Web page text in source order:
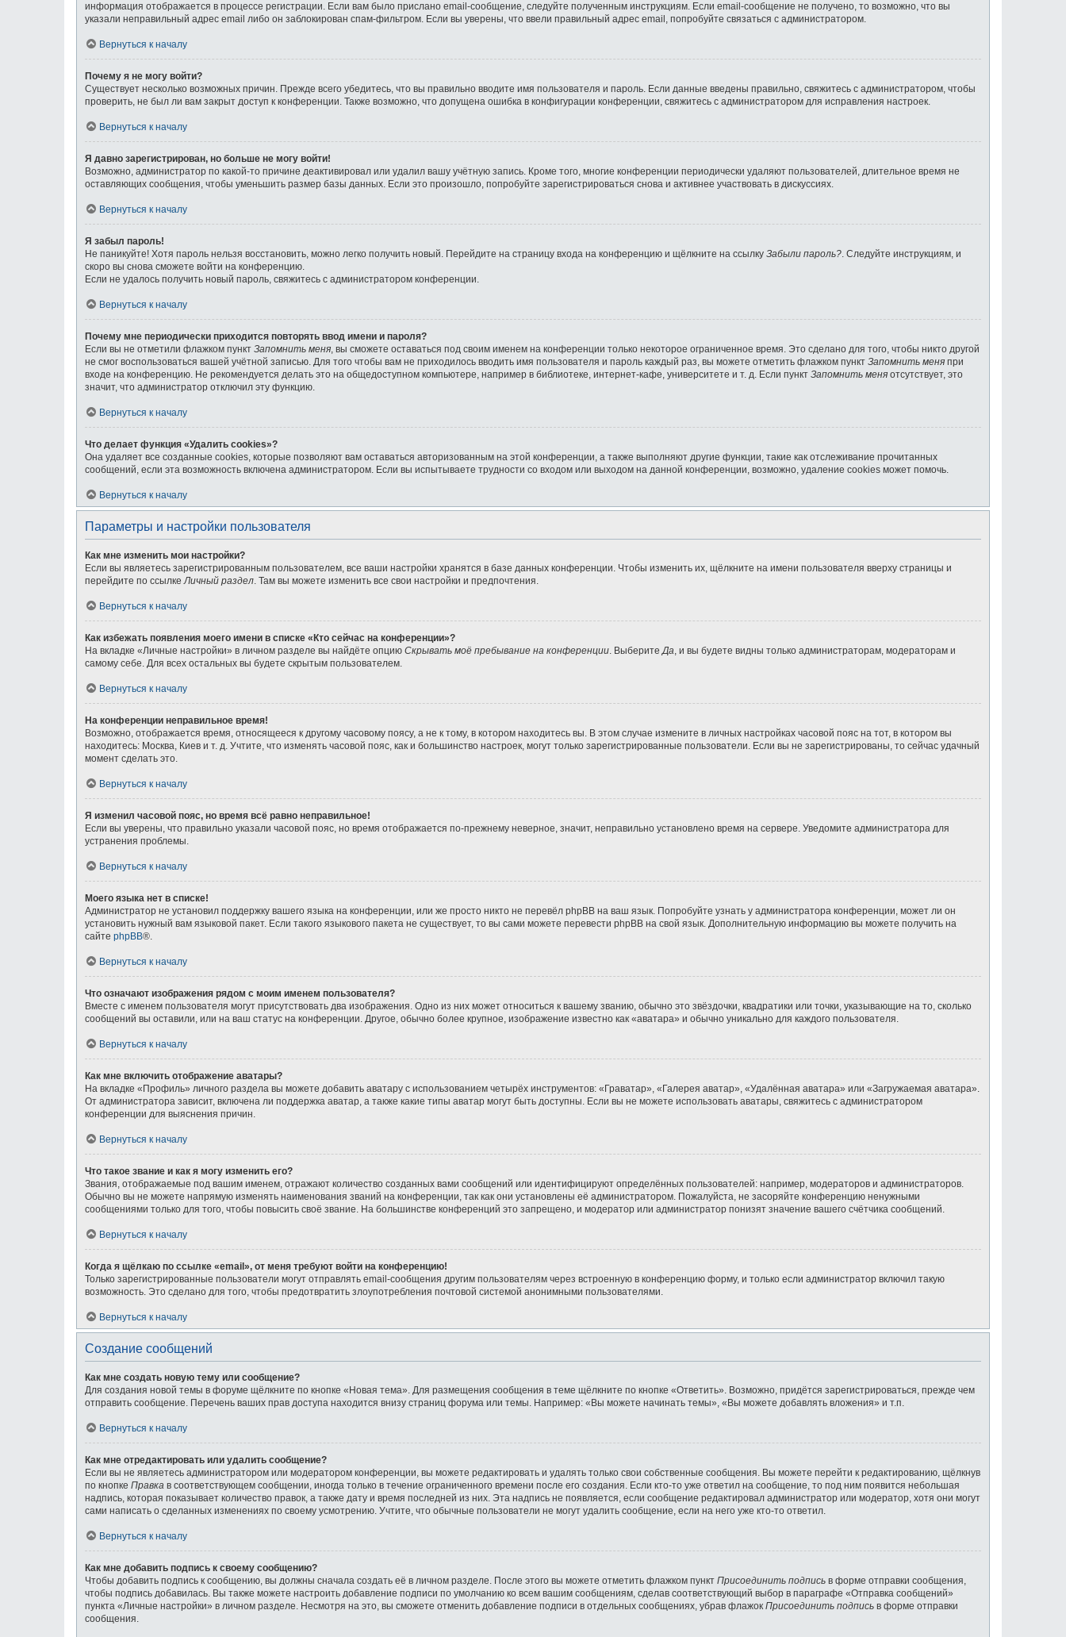
информация отображается в процессе регистрации. Если вам было прислано email-сообщение, следуйте полученным инструкциям. Если email-сообщение не получено, то возможно, что вы
указали неправильный адрес email либо он заблокирован спам-фильтром. Если вы уверены, что ввели правильный адрес email, попробуйте связаться с администратором.
Вернуться к началу
Почему я не могу войти?
Существует несколько возможных причин. Прежде всего убедитесь, что вы правильно вводите имя пользователя и пароль. Если данные введены правильно, свяжитесь с администратором, чтобы
проверить, не был ли вам закрыт доступ к конференции. Также возможно, что допущена ошибка в конфигурации конференции, свяжитесь с администратором для исправления настроек.
Вернуться к началу
Я давно зарегистрирован, но больше не могу войти!
Возможно, администратор по какой-то причине деактивировал или удалил вашу учётную запись. Кроме того, многие конференции периодически удаляют пользователей, длительное время не
оставляющих сообщения, чтобы уменьшить размер базы данных. Если это произошло, попробуйте зарегистрироваться снова и активнее участвовать в дискуссиях.
Вернуться к началу
Я забыл пароль!
Не паникуйте! Хотя пароль нельзя восстановить, можно легко получить новый. Перейдите на страницу входа на конференцию и щёлкните на ссылку Забыли пароль?. Следуйте инструкциям, и
скоро вы снова сможете войти на конференцию.
Если не удалось получить новый пароль, свяжитесь с администратором конференции.
Вернуться к началу
Почему мне периодически приходится повторять ввод имени и пароля?
Если вы не отметили флажком пункт Запомнить меня, вы сможете оставаться под своим именем на конференции только некоторое ограниченное время. Это сделано для того, чтобы никто другой
не смог воспользоваться вашей учётной записью. Для того чтобы вам не приходилось вводить имя пользователя и пароль каждый раз, вы можете отметить флажком пункт Запомнить меня при
входе на конференцию. Не рекомендуется делать это на общедоступном компьютере, например в библиотеке, интернет-кафе, университете и т. д. Если пункт Запомнить меня отсутствует, это
значит, что администратор отключил эту функцию.
Вернуться к началу
Что делает функция «Удалить cookies»?
Она удаляет все созданные cookies, которые позволяют вам оставаться авторизованным на этой конференции, а также выполняют другие функции, такие как отслеживание прочитанных
сообщений, если эта возможность включена администратором. Если вы испытываете трудности со входом или выходом на данной конференции, возможно, удаление cookies может помочь.
Вернуться к началу
Параметры и настройки пользователя
Как мне изменить мои настройки?
Если вы являетесь зарегистрированным пользователем, все ваши настройки хранятся в базе данных конференции. Чтобы изменить их, щёлкните на имени пользователя вверху страницы и
перейдите по ссылкеЛичный раздел. Там вы можете изменить все свои настройки и предпочтения.
Вернуться к началу
Как избежать появления моего имени в списке «Кто сейчас на конференции»?
На вкладке «Личные настройки» в личном разделе вы найдёте опцию Скрывать моё пребывание на конференции. ВыберитеДа, и вы будете видны только администраторам, модераторам и
самому себе. Для всех остальных вы будете скрытым пользователем.
Вернуться к началу
На конференции неправильное время!
Возможно, отображается время, относящееся к другому часовому поясу, а не к тому, в котором находитесь вы. В этом случае измените в личных настройках часовой пояс на тот, в котором вы
находитесь: Москва, Киев и т. д. Учтите, что изменять часовой пояс, как и большинство настроек, могут только зарегистрированные пользователи. Если вы не зарегистрированы, то сейчас удачный
момент сделать это.
Вернуться к началу
Я изменил часовой пояс, но время всё равно неправильное!
Если вы уверены, что правильно указали часовой пояс, но время отображается по-прежнему неверное, значит, неправильно установлено время на сервере. Уведомите администратора для
устранения проблемы.
Вернуться к началу
Моего языка нет в списке!
Администратор не установил поддержку вашего языка на конференции, или же просто никто не перевёл phpBB на ваш язык. Попробуйте узнать у администратора конференции, может ли он
установить нужный вам языковой пакет. Если такого языкового пакета не существует, то вы сами можете перевести phpBB на свой язык. Дополнительную информацию вы можете получить на
сайте phpBB®.
Вернуться к началу
Что означают изображения рядом с моим именем пользователя?
Вместе с именем пользователя могут присутствовать два изображения. Одно из них может относиться к вашему званию, обычно это звёздочки, квадратики или точки, указывающие на то, сколько
сообщений вы оставили, или на ваш статус на конференции. Другое, обычно более крупное, изображение известно как «аватара» и обычно уникально для каждого пользователя.
Вернуться к началу
Как мне включить отображение аватары?
На вкладке «Профиль» личного раздела вы можете добавить аватару с использованием четырёх инструментов: «Граватар», «Галерея аватар», «Удалённая аватара» или «Загружаемая аватара».
От администратора зависит, включена ли поддержка аватар, а также какие типы аватар могут быть доступны. Если вы не можете использовать аватары, свяжитесь с администратором
конференции для выяснения причин.
Вернуться к началу
Что такое звание и как я могу изменить его?
Звания, отображаемые под вашим именем, отражают количество созданных вами сообщений или идентифицируют определённых пользователей: например, модераторов и администраторов.
Обычно вы не можете напрямую изменять наименования званий на конференции, так как они установлены её администратором. Пожалуйста, не засоряйте конференцию ненужными
сообщениями только для того, чтобы повысить своё звание. На большинстве конференций это запрещено, и модератор или администратор понизят значение вашего счётчика сообщений.
Вернуться к началу
Когда я щёлкаю по ссылке «email», от меня требуют войти на конференцию!
Только зарегистрированные пользователи могут отправлять email-сообщения другим пользователям через встроенную в конференцию форму, и только если администратор включил такую
возможность. Это сделано для того, чтобы предотвратить злоупотребления почтовой системой анонимными пользователями.
Вернуться к началу
Создание сообщений
Как мне создать новую тему или сообщение?
Для создания новой темы в форуме щёлкните по кнопке «Новая тема». Для размещения сообщения в теме щёлкните по кнопке «Ответить». Возможно, придётся зарегистрироваться, прежде чем
отправить сообщение. Перечень ваших прав доступа находится внизу страниц форума или темы. Например: «Вы можете начинать темы», «Вы можете добавлять вложения» и т.п.
Вернуться к началу
Как мне отредактировать или удалить сообщение?
Если вы не являетесь администратором или модератором конференции, вы можете редактировать и удалять только свои собственные сообщения. Вы можете перейти к редактированию, щёлкнув
по кнопке Правка в соответствующем сообщении, иногда только в течение ограниченного времени после его создания. Если кто-то уже ответил на сообщение, то под ним появится небольшая
надпись, которая показывает количество правок, а также дату и время последней из них. Эта надпись не появляется, если сообщение редактировал администратор или модератор, хотя они могут
сами написать о сделанных изменениях по своему усмотрению. Учтите, что обычные пользователи не могут удалить сообщение, если на него уже кто-то ответил.
Вернуться к началу
Как мне добавить подпись к своему сообщению?
Чтобы добавить подпись к сообщению, вы должны сначала создать её в личном разделе. После этого вы можете отметить флажком пункт Присоединить подпись в форме отправки сообщения,
чтобы подпись добавилась. Вы также можете настроить добавление подписи по умолчанию ко всем вашим сообщениям, сделав соответствующий выбор в параграфе «Отправка сообщений»
пункта «Личные настройки» в личном разделе. Несмотря на это, вы сможете отменить добавление подписи в отдельных сообщениях, убрав флажок Присоединить подпись в форме отправки
сообщения.